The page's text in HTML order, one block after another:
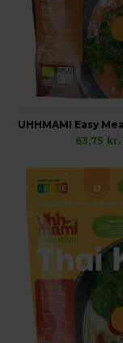
63,75 kr.